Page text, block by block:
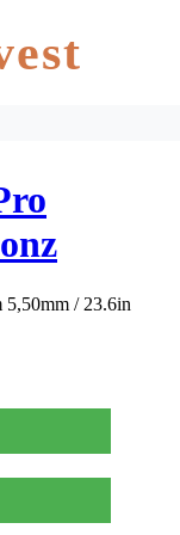
US9
/ 23.6in